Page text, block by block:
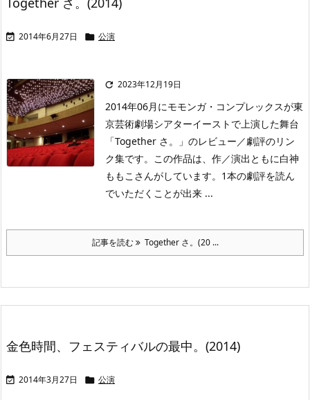
 2014年6月27日  公演
 2023年12月19日
2014年06月にモモンガ・コンプレックスが東
京芸術劇場シアターイーストで上演した舞台
「Together さ。」のレビュー／劇評のリン
ク集です。この作品は、作／演出ともに白神
ももこさんがしています。1本の劇評を読ん
でいただくことが出来 ...
記事を読む Together さ。(20 ...
金色時間、フェスティバルの最中。(2014)
 2014年3月27日  公演